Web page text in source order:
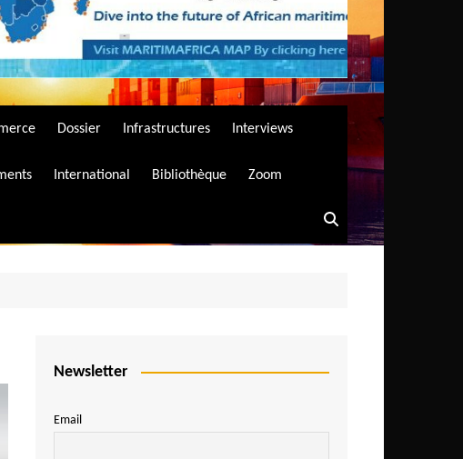
Dossier Infrastructures Interviews
International Bibliothèque Zoom
Newsletter
Email